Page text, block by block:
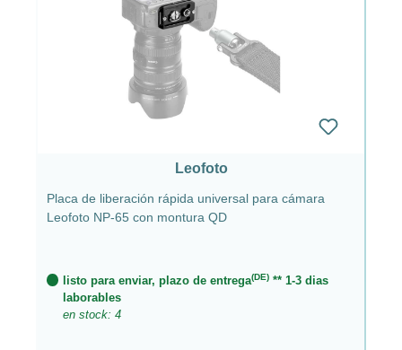
Leofoto
Placa de liberación rápida universal para cámara
Leofoto NP-65 con montura QD
listo para enviar, plazo de entrega(DE)** 1-3 dias
laborables
en stock: 4